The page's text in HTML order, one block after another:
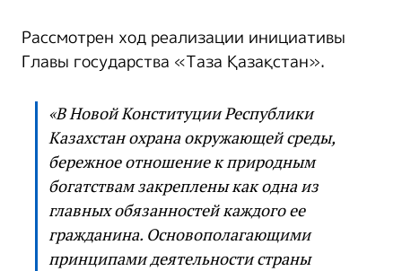
Рассмотрен ход реализации инициативы
Главы государства «Таза Қазақстан».
«В Новой Конституции Республики
Казахстан охрана окружающей среды,
бережное отношение к природным
богатствам закреплены как одна из
главных обязанностей каждого ее
гражданина. Основополагающими
принципами деятельности страны